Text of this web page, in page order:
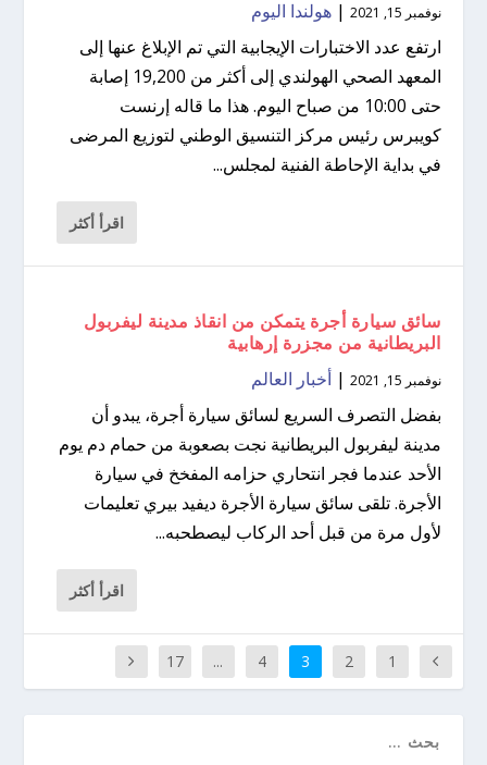
نوفمبر 15, 2021 |هولندا اليوم
ارتفع عدد الاختبارات الإيجابية التي تم الإبلاغ عنها إلى
المعهد الصحي الهولندي إلى أكثر من 19,200 إصابة
حتى 10:00 من صباح اليوم. هذا ما قاله إرنست
كويبرس رئيس مركز التنسيق الوطني لتوزيع المرضى
في بداية الإحاطة الفنية لمجلس...
اقرأ أكثر
سائق سيارة أجرة يتمكن من انقاذ مدينة ليفربول
البريطانية من مجزرة إرهابية
نوفمبر 15, 2021 |أخبار العالم
بفضل التصرف السريع لسائق سيارة أجرة، يبدو أن
مدينة ليفربول البريطانية نجت بصعوبة من حمام دم يوم
الأحد عندما فجر انتحاري حزامه المفخخ في سيارة
الأجرة. تلقى سائق سيارة الأجرة ديفيد بيري تعليمات
لأول مرة من قبل أحد الركاب ليصطحبه...
اقرأ أكثر
1
2
3
4
...
17